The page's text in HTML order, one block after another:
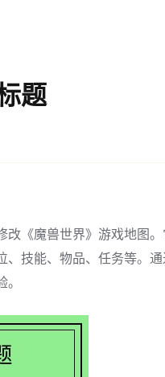
题
《魔兽世界》游戏地图
技能、物品、任务等。